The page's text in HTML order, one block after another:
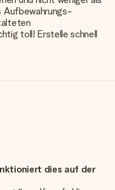
Aufbewahrungs-
toll! Erstelle schnell
dies auf der